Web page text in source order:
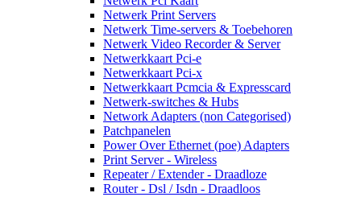
Netwerk Print Servers
Netwerk Time-servers & Toebehoren
Netwerk Video Recorder & Server
Netwerkkaart Pci-e
Netwerkkaart Pci-x
Netwerkkaart Pcmcia & Expresscard
Netwerk-switches & Hubs
Network Adapters (non Categorised)
Patchpanelen
Power Over Ethernet (poe) Adapters
Print Server - Wireless
Repeater / Extender - Draadloze
Router - Dsl / Isdn - Draadloos